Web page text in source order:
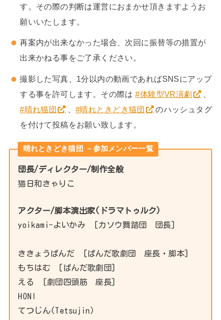
す。その際の判断は運営におまかせ頂きますようお
願いいたします。
再案内が出来なかった場合、次回に振替等の措置が
出来かねる事をご了承ください。
撮影した写真、1分以内の動画であればSNSにアップ
する事を許可します。その際は#体験型VR演劇
#晴れ猫団
、#晴れときどき猫団
のハッシュタグ
を付けて投稿をお願い致します。
晴れときどき猫団 －参加メンバー一覧
団長/ディレクター/制作全般
猫日和きゃりこ
アクター/脚本演出家(ドラマトゥルク)
yoikami-よいかみ [カソウ舞踏団 団長]
ききょうぱんだ [ぱんだ歌劇団 座長・脚本]
もちはむ [ぱんだ歌劇団]
える [劇団四頭筋 座長]
HONI
てつじん(Tetsujin)